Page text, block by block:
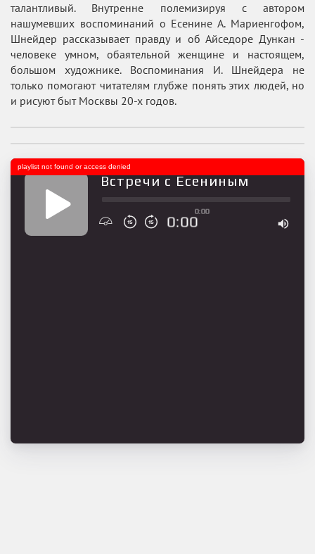
талантливый. Внутренне полемизируя с автором
нашумевших воспоминаний о Есенине А. Мариенгофом,
Шнейдер рассказывает правду и об Айседоре Дункан -
человеке умном, обаятельной женщине и настоящем,
большом художнике. Воспоминания И. Шнейдера не
только помогают читателям глубже понять этих людей, но
и рисуют быт Москвы 20-х годов.
Встречи с Есениным
0:00
0:00
playlist not found or access denied